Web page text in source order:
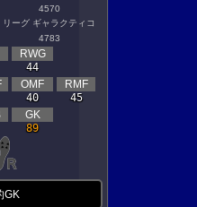
4570
リーグ ギャラクティコ
4783
RWG
44
OMF
40
RMF
45
GK
89
GK